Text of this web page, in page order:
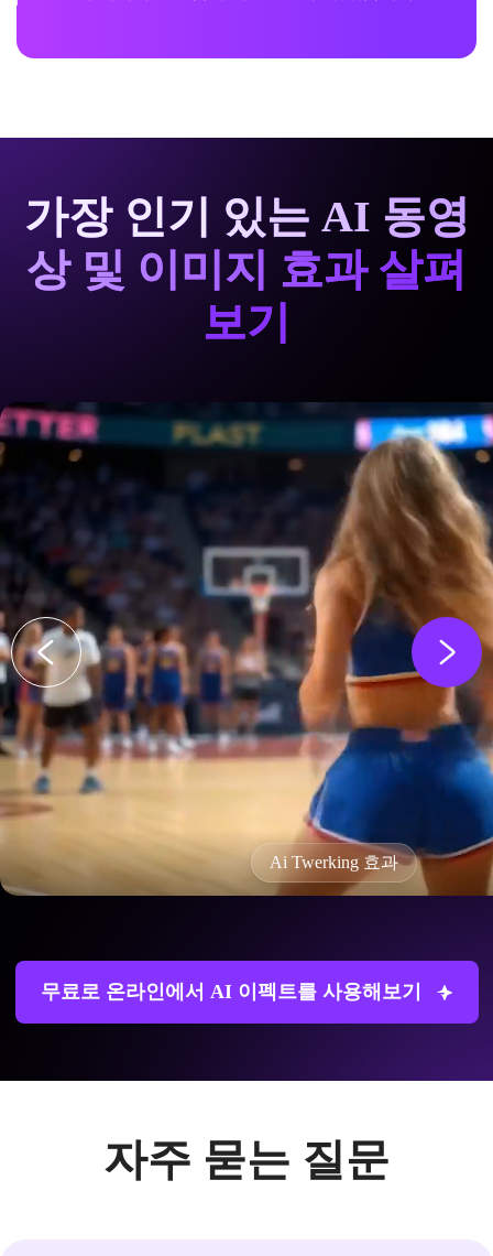
가장 인기 있는 AI 동영
상 및 이미지 효과 살펴
보기
Ai Twerking 효과
무료로 온라인에서 AI 이펙트를 사용해보기
자주 묻는 질문